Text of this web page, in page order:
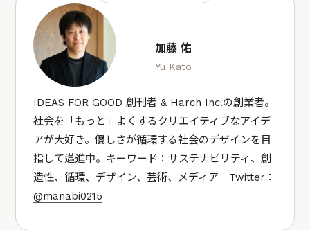
加藤 佑
Yu Kato
IDEAS FOR GOOD 創刊者 & Harch Inc.の創業者。
社会を「もっと」よくするクリエイティブなアイデ
アが大好き。優しさが循環する社会のデザインを目
指して邁進中。キーワード：サステナビリティ、創
造性、循環、デザイン、芸術、メディア Twitter：
@manabi0215